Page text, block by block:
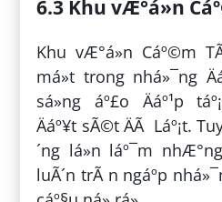
6.3 Khu vÆ°á»n
Khu vÆ°á»n Cáº©m
má»t trong nhá»¯ng
sá»ng áº£o Äáº¹p
Äáº¥t sÃ©t ÄÃ Láº¡t.
´ng lá»n láº¯m
luÃ´n trÃ n ngáº­p